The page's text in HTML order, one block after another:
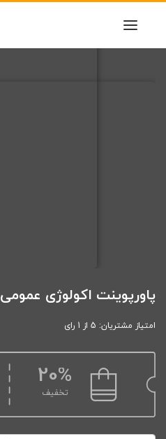
پاورپوینت اکولوژی عمومی
امتیاز مشتریان: 5 از 1 رای
20%
تخفیف